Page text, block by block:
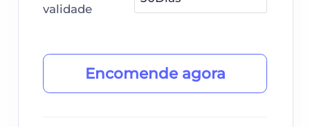
validade
Encomende agora